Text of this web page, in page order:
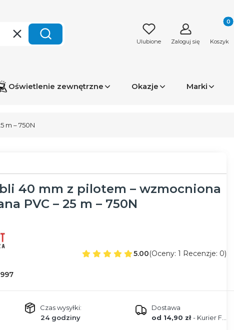
WyczyśćSzukaj Ulubione Zaloguj się Koszyk
Oświetlenie zewnętrzne Okazje Marki
m – 750N
40 mm z pilotem – wzmocniona
PVC – 25 m – 750N
5.00(Oceny: 1 Recenzje: 0)
Czas wysyłki:
24 godziny
Dostawa
od 14,90 zł- Kurier FEDEX